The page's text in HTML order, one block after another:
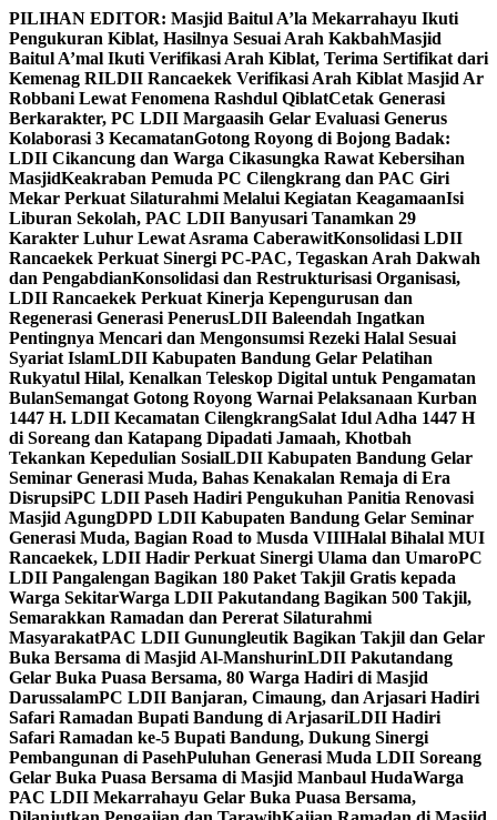
Skip
to
content
PILIHAN EDITOR: Masjid Baitul A’la Mekarrahayu Ikuti
Pengukuran Kiblat, Hasilnya Sesuai Arah KakbahMasjid
Baitul A’mal Ikuti Verifikasi Arah Kiblat, Terima Sertifikat dari
Kemenag RILDII Rancaekek Verifikasi Arah Kiblat Masjid Ar
Robbani Lewat Fenomena Rashdul QiblatCetak Generasi
Berkarakter, PC LDII Margaasih Gelar Evaluasi Generus
Kolaborasi 3 KecamatanGotong Royong di Bojong Badak:
LDII Cikancung dan Warga Cikasungka Rawat Kebersihan
MasjidKeakraban Pemuda PC Cilengkrang dan PAC Giri
Mekar Perkuat Silaturahmi Melalui Kegiatan KeagamaanIsi
Liburan Sekolah, PAC LDII Banyusari Tanamkan 29
Karakter Luhur Lewat Asrama CaberawitKonsolidasi LDII
Rancaekek Perkuat Sinergi PC-PAC, Tegaskan Arah Dakwah
dan PengabdianKonsolidasi dan Restrukturisasi Organisasi,
LDII Rancaekek Perkuat Kinerja Kepengurusan dan
Regenerasi Generasi PenerusLDII Baleendah Ingatkan
Pentingnya Mencari dan Mengonsumsi Rezeki Halal Sesuai
Syariat IslamLDII Kabupaten Bandung Gelar Pelatihan
Rukyatul Hilal, Kenalkan Teleskop Digital untuk Pengamatan
BulanSemangat Gotong Royong Warnai Pelaksanaan Kurban
1447 H. LDII Kecamatan CilengkrangSalat Idul Adha 1447 H
di Soreang dan Katapang Dipadati Jamaah, Khotbah
Tekankan Kepedulian SosialLDII Kabupaten Bandung Gelar
Seminar Generasi Muda, Bahas Kenakalan Remaja di Era
DisrupsiPC LDII Paseh Hadiri Pengukuhan Panitia Renovasi
Masjid AgungDPD LDII Kabupaten Bandung Gelar Seminar
Generasi Muda, Bagian Road to Musda VIIIHalal Bihalal MUI
Rancaekek, LDII Hadir Perkuat Sinergi Ulama dan UmaroPC
LDII Pangalengan Bagikan 180 Paket Takjil Gratis kepada
Warga SekitarWarga LDII Pakutandang Bagikan 500 Takjil,
Semarakkan Ramadan dan Pererat Silaturahmi
MasyarakatPAC LDII Gunungleutik Bagikan Takjil dan Gelar
Buka Bersama di Masjid Al-ManshurinLDII Pakutandang
Gelar Buka Puasa Bersama, 80 Warga Hadiri di Masjid
DarussalamPC LDII Banjaran, Cimaung, dan Arjasari Hadiri
Safari Ramadan Bupati Bandung di ArjasariLDII Hadiri
Safari Ramadan ke-5 Bupati Bandung, Dukung Sinergi
Pembangunan di PasehPuluhan Generasi Muda LDII Soreang
Gelar Buka Puasa Bersama di Masjid Manbaul HudaWarga
PAC LDII Mekarrahayu Gelar Buka Puasa Bersama,